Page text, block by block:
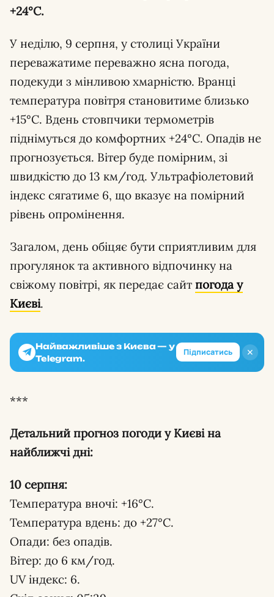
+24°С.
У неділю, 9 серпня, у столиці України
переважатиме переважно ясна погода,
подекуди з мінливою хмарністю. Вранці
температура повітря становитиме близько
+15°С. Вдень стовпчики термометрів
піднімуться до комфортних +24°С. Опадів не
прогнозується. Вітер буде помірним, зі
швидкістю до 13 км/год. Ультрафіолетовий
індекс сягатиме 6, що вказує на помірний
рівень опромінення.
Загалом, день обіцяє бути сприятливим для
прогулянок та активного відпочинку на
свіжому повітрі, як передає сайт погода у
Києві.
✕
Найважливіше з Києва — у
Telegram.
Підписатись
***
Детальний прогноз погоди у Києві на
найближчі дні:
10 серпня:
Температура вночі: +16°С.
Температура вдень: до +27°С.
Опади: без опадів.
Вітер: до 6 км/год.
UV індекс: 6.